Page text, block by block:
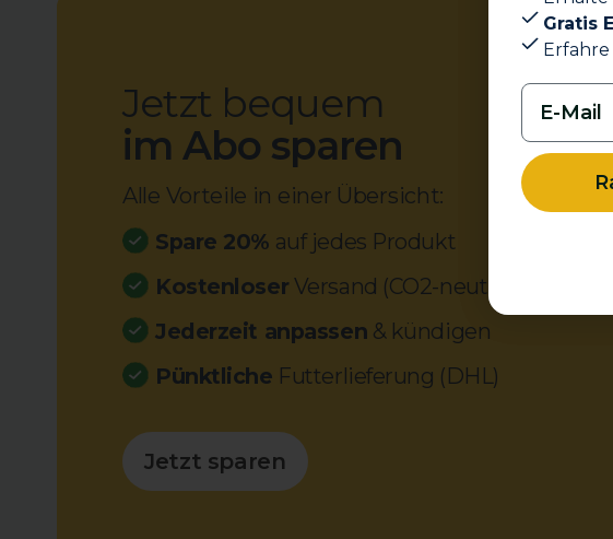
Jetzt bequem
im Abo sparen
Alle Vorteile in einer Übersicht:
Spare 20% auf jedes Produkt
Kostenloser Versand (CO2-neutral)
Jederzeit anpassen & kündigen
Pünktliche Futterlieferung (DHL)
Jetzt sparen
Gratis
Erfahre
Gratis
Erfahre